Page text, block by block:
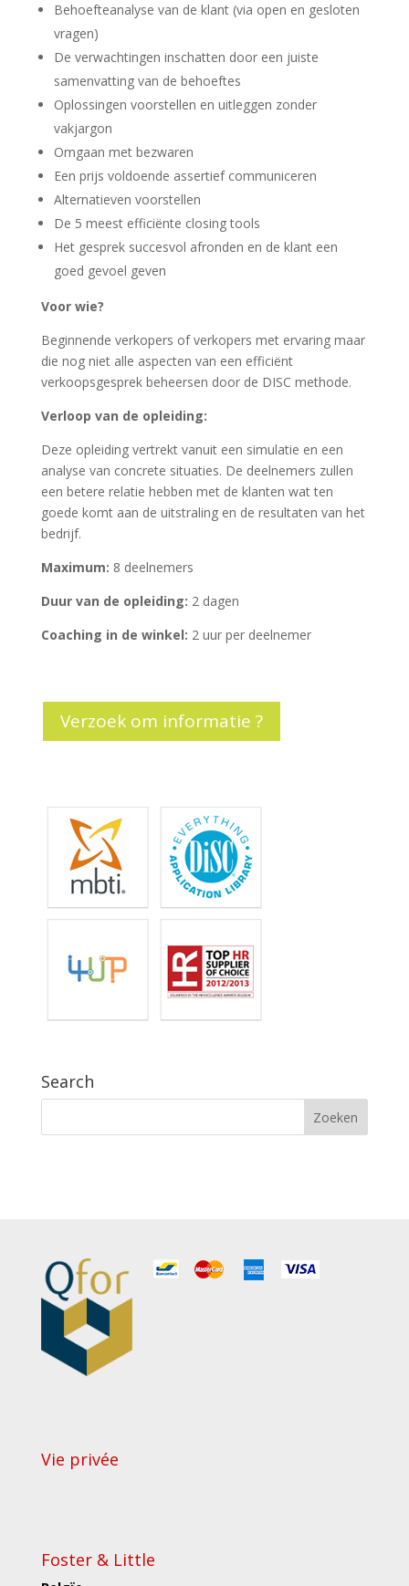
Behoefteanalyse van de klant (via open en gesloten
vragen)
De verwachtingen inschatten door een juiste
samenvatting van de behoeftes
Oplossingen voorstellen en uitleggen zonder
vakjargon
Omgaan met bezwaren
Een prijs voldoende assertief communiceren
Alternatieven voorstellen
De 5 meest efficiënte closing tools
Het gesprek succesvol afronden en de klant een
goed gevoel geven
Voor wie?
Beginnende verkopers of verkopers met ervaring maar
die nog niet alle aspecten van een efficiënt
verkoopsgesprek beheersen door de DISC methode.
Verloop van de opleiding:
Deze opleiding vertrekt vanuit een simulatie en een
analyse van concrete situaties. De deelnemers zullen
een betere relatie hebben met de klanten wat ten
goede komt aan de uitstraling en de resultaten van het
bedrijf.
Maximum: 8 deelnemers
Duur van de opleiding: 2 dagen
Coaching in de winkel: 2 uur per deelnemer
Verzoek om informatie ?
Search
Vie privée
Foster & Little